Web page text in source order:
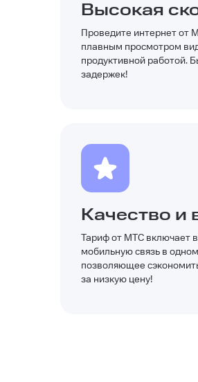
Высокая
Проведите интернет от
плавным просмотром
продуктивной работой.
задержек!
Качество и
Тариф от МТС включает
мобильную связь в
позволяющее
за низкую цену!